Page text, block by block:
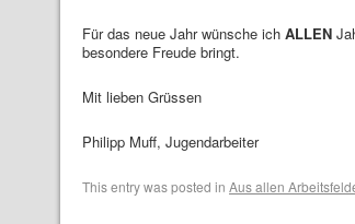
Für das neue Jahr wünsche ich ALLEN
besondere Freude bringt.
Mit lieben Grüssen
Philipp Muff, Jugendarbeiter
This entry was posted in Aus allen